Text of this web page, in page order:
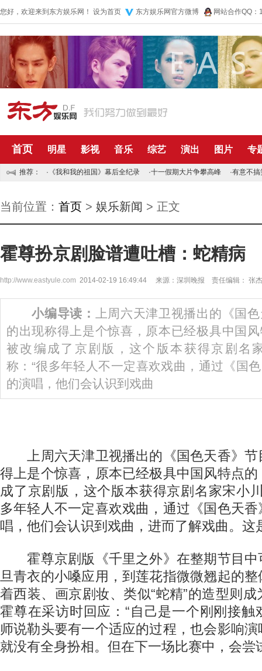
您好，欢迎来到东方娱乐网！ 设为首页 东方娱乐网官方微博 网站合作QQ
首页 明星 影视 音乐 综艺 演出 图片 专
推荐： · 《我和我的祖国》幕后全纪录 ·十一假期大片争攀高峰 ·有意不搞
当前位置： 首页 > 娱乐新闻 > 正文
霍尊扮京剧脸谱遭吐槽：蛇精病
http://www.eastyule.com 2014-02-19 16:49:44 来源：深圳晚报 责任编辑： 张杰
小编导读： 上周六天津卫视播出的《国
的出现称得上是个惊喜，原本已经极具中国
被改编成了京剧版，这个版本获得京剧名
称：“很多年轻人不一定喜欢戏曲，通过《国
的演唱，他们会认识到戏曲
上周六天津卫视播出的《国色天香》节
得上是个惊喜，原本已经极具中国风特点
成了京剧版，这个版本获得京剧名家宋小
多年轻人不一定喜欢戏曲，通过《国色天
唱，他们会认识到戏曲，进而了解戏曲。这
霍尊京剧版《千里之外》在整期节目中
旦青衣的小嗓应用，到莲花指微微翘起的
着西装、画京剧妆、类似“蛇精”的造型则
霍尊在采访时回应：“自己是一个刚刚接触
师说勒头要有一个适应的过程，也会影响
就没有全身扮相。但在下一场比赛中，会尝